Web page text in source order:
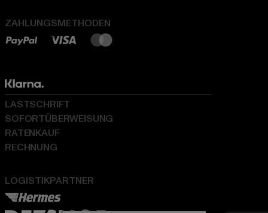
ZAHLUNGSMETHODEN
LOGISTIKPARTNER
LASTSCHRIFT
SOFORTÜBERWEISUNG
RATENKAUF
RECHNUNG